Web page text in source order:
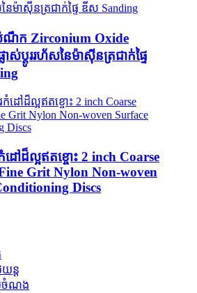
ក Zirconium Oxide
ាស់ប្តូររហ័សនៃម៉ាស៊ីនត្រជាក់ផ្ទៃ
រកំដៅដ៏ល្អឥតខ្ចោះ 2 inch Coarse
Grit Nylon Non-woven
Discs
ន្ត
ចំណង